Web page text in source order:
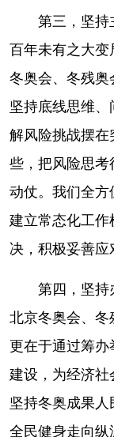
第三，坚持
百年未有之大
冬奥会、冬残
坚持底线思维
解风险挑战摆
些，把风险思
动仗。我们全方
建立常态化工
决，积极妥善应
第四，坚持办
北京冬奥会、冬
更在于通过筹
建设，为经济
坚持冬奥成果
全民健身走向